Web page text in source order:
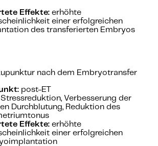
Effekte: erhöhte
einer erfolgreichen
des transferierten Embryos
nach dem Embryotransfer
post-ET
Stressreduktion, Verbesserung der
Durchblutung, Reduktion des
Effekte: erhöhte
einer erfolgreichen